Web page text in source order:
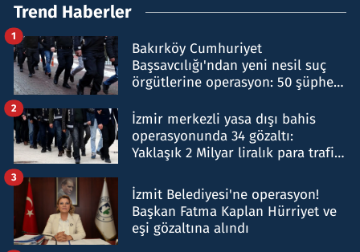
Trend Haberler
Bakırköy Cumhuriyet
Başsavcılığı'ndan yeni nesil suç
örgütlerine operasyon: 50 şüpheli
1
İzmir merkezli yasa dışı bahis
operasyonunda 34 gözaltı:
Yaklaşık 2 Milyar liralık para trafiği
2
İzmit Belediyesi'ne operasyon!
Başkan Fatma Kaplan Hürriyet ve
eşi gözaltına alındı
3